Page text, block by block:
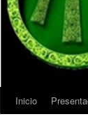
Saltar
Inicio